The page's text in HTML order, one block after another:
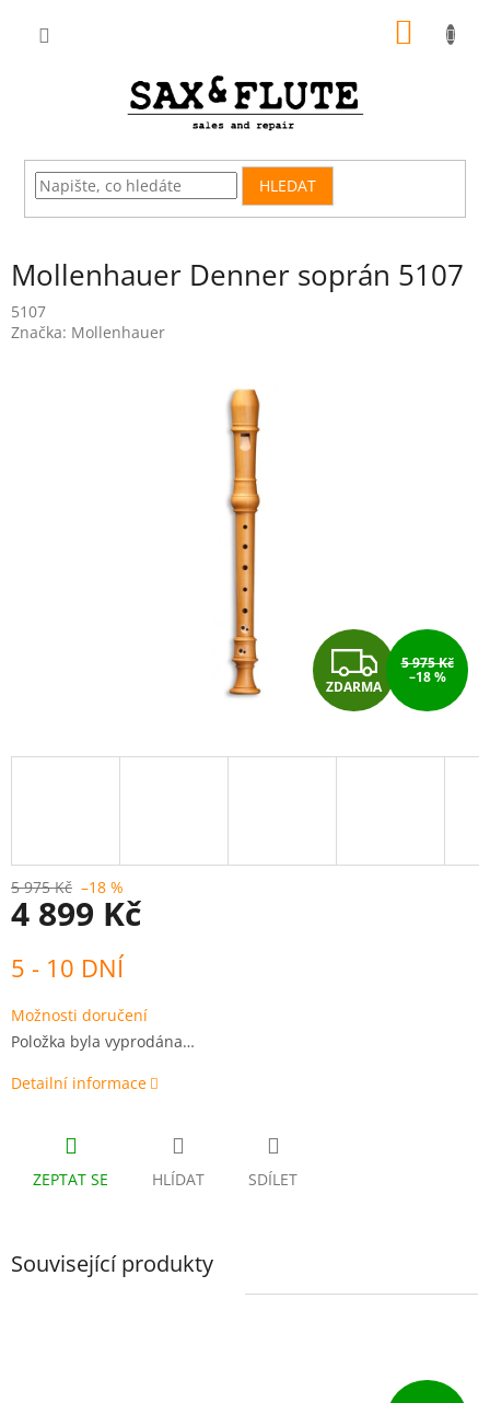
HLEDAT
Mollenhauer Denner soprán 5107
5107
Značka: Mollenhauer
Z
D
A
ZDARMA
5 975 Kč
–18 %
5 975 Kč –18 %
4 899 Kč
cena:
5 - 10 DNÍ
Možnosti doručení
Položka byla vyprodána…
Detailní informace
ZEPTAT SE HLÍDAT SDÍLET
Související produkty